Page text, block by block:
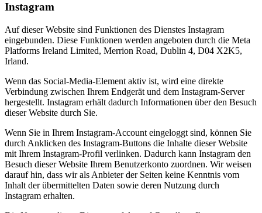
Instagram
Auf dieser Website sind Funktionen des Dienstes Instagram
eingebunden. Diese Funktionen werden angeboten durch die Meta
Platforms Ireland Limited, Merrion Road, Dublin 4, D04 X2K5,
Irland.
Wenn das Social-Media-Element aktiv ist, wird eine direkte
Verbindung zwischen Ihrem Endgerät und dem Instagram-Server
hergestellt. Instagram erhält dadurch Informationen über den Besuch
dieser Website durch Sie.
Wenn Sie in Ihrem Instagram-Account eingeloggt sind, können Sie
durch Anklicken des Instagram-Buttons die Inhalte dieser Website
mit Ihrem Instagram-Profil verlinken. Dadurch kann Instagram den
Besuch dieser Website Ihrem Benutzerkonto zuordnen. Wir weisen
darauf hin, dass wir als Anbieter der Seiten keine Kenntnis vom
Inhalt der übermittelten Daten sowie deren Nutzung durch
Instagram erhalten.